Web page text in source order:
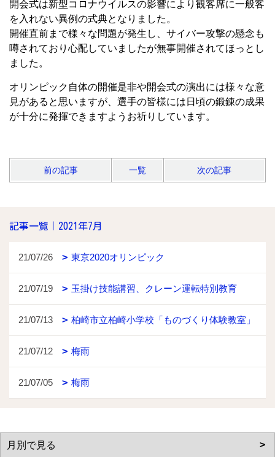
開会式は新型コロナウイルスの影響により観客席に一般客
を入れない異例の式典となりました。
開催直前まで様々な問題が発生し、サイバー攻撃の懸念も
噂されており心配していましたが無事開催されてほっとし
ました。
オリンピック自体の開催是非や開会式の演出には様々な意
見があると思いますが、選手の皆様には日頃の鍛錬の成果
が十分に発揮できますようお祈りしています。
前の記事 一覧 次の記事
記事一覧｜2021年7月
21/07/26 東京2020オリンピック
21/07/19 玉掛け技能講習、クレーン運転特別教育
21/07/13 柏崎市立柏崎小学校「ものづくり体験教室」
21/07/12 梅雨
21/07/05 梅雨